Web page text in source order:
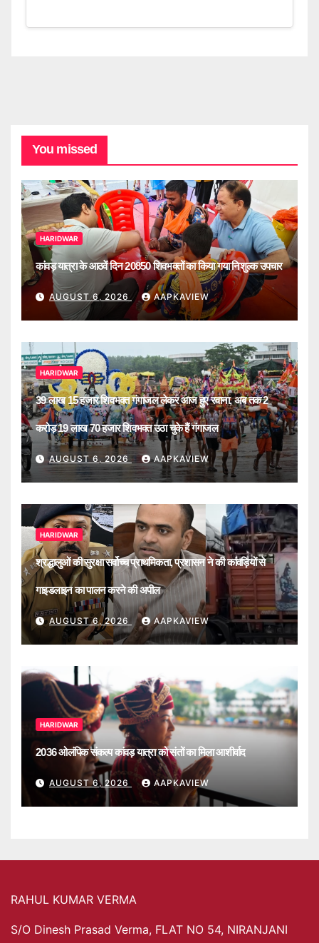
You missed
HARIDWAR
कांवड़ यात्रा के आठवें दिन 20850 शिवभक्तों का किया गया निशुल्क उपचार
AUGUST 6, 2026 AAPKAVIEW
HARIDWAR
39 लाख 15 हजार शिवभक्त गंगाजल लेकर आज हुए रवाना, अब तक 2
करोड़ 19 लाख 70 हजार शिवभक्त उठा चुके हैं गंगाजल
AUGUST 6, 2026 AAPKAVIEW
HARIDWAR
श्रद्धालुओं की सुरक्षा सर्वोच्च प्राथमिकता, प्रशासन ने की कांवड़ियों से
गाइडलाइन का पालन करने की अपील
AUGUST 6, 2026 AAPKAVIEW
HARIDWAR
2036 ओलंपिक संकल्प कांवड़ यात्रा को संतों का मिला आशीर्वाद
AUGUST 6, 2026 AAPKAVIEW
RAHUL KUMAR VERMA
S/O Dinesh Prasad Verma, FLAT NO 54, NIRANJANI